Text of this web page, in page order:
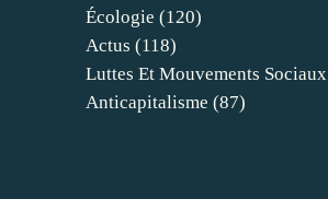
Écologie (120)
Actus (118)
Luttes Et Mouvements Sociaux
Anticapitalisme (87)